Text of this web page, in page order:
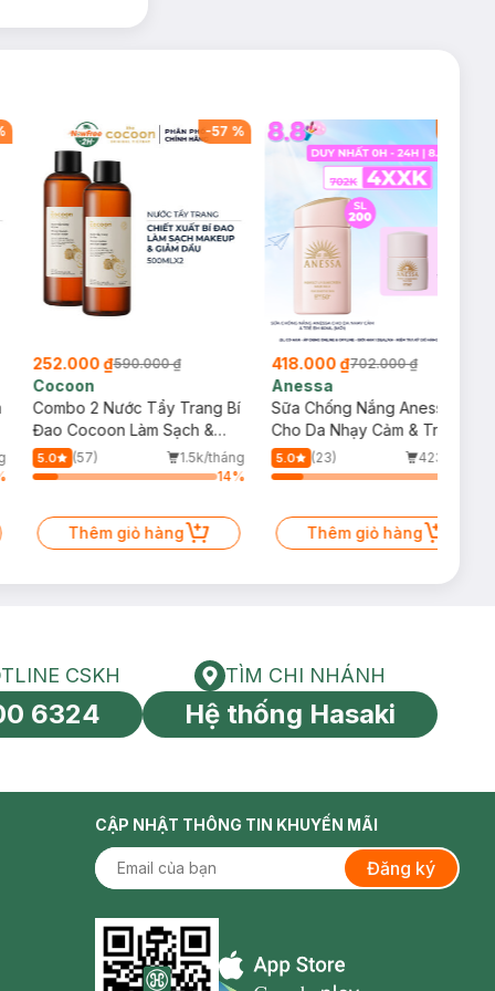
-57 %
252.000 ₫590.000 ₫
Cocoon
Combo 2 Nước Tẩy Trang Bí
Đao Cocoon Làm Sạch &
Giảm Dầu 500ml
5.0 (57)
1.5k/tháng
14%
Thêm giỏ hàng
418.000 ₫702.000 ₫
Anessa
Sữa Chống Nắng Anessa
Cho Da Nhạy Cảm & Trẻ Em
60ml (Mới)
5.0 (23)
423/tháng
Thêm giỏ hàng
toàn cầu
HOTLINE CSKH
CSKH
6324
Tìm chi nhánh
TÌM CHI NHÁNH
Hệ thống Hasaki
CẬP NHẬT THÔNG TIN KHUYẾN MÃI
Đăng ký